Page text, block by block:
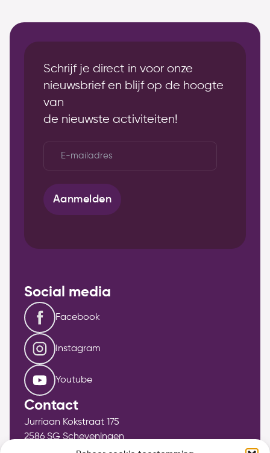
Schrijf je direct in voor onze
nieuwsbrief en blijf op de hoogte
van
de nieuwste activiteiten!
Aanmelden
Social media
Facebook
Instagram
Youtube
Contact
Jurriaan Kokstraat 175
2586 SG Scheveningen